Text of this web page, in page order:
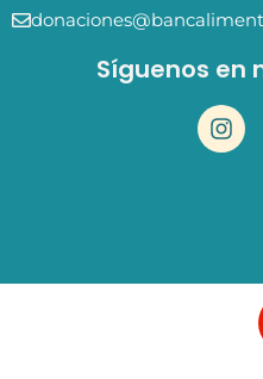
Síguenos en